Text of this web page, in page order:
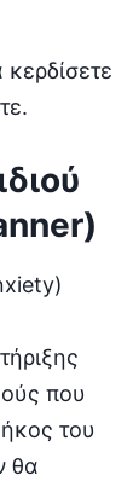
που
του
θα